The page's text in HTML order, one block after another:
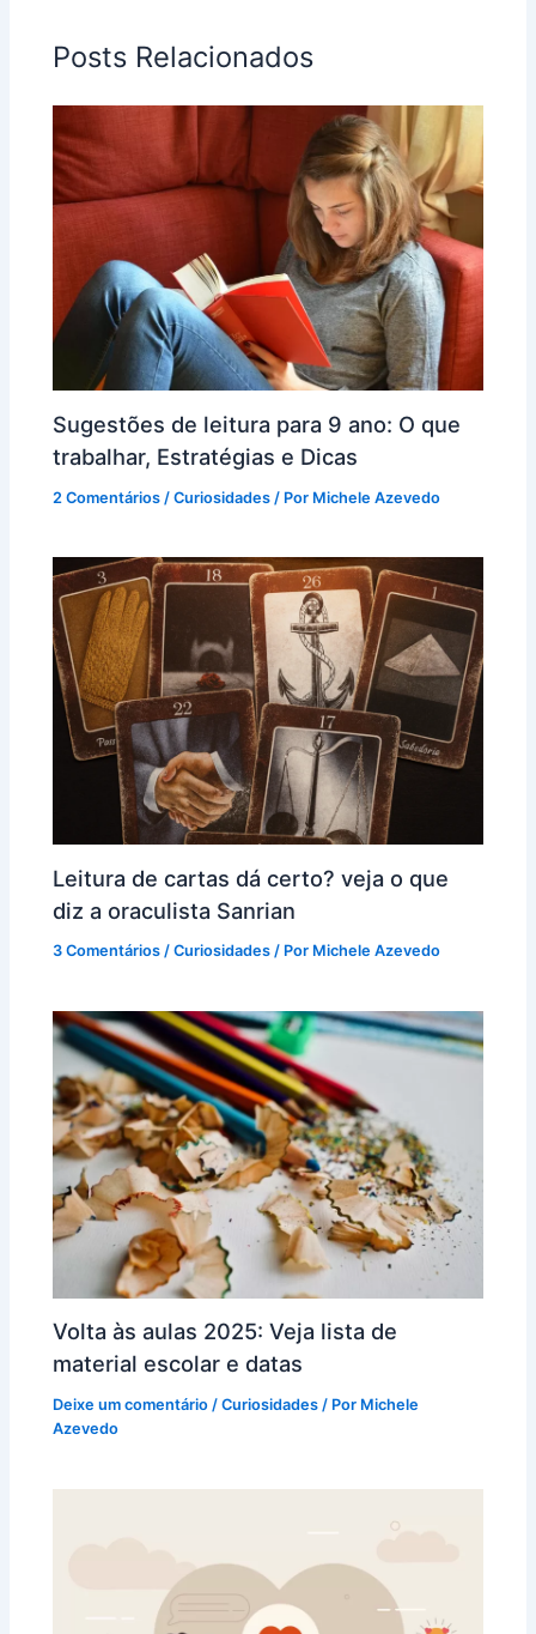
Posts Relacionados
Sugestões de leitura para 9 ano: O que
trabalhar, Estratégias e Dicas
2 Comentários /Curiosidades / Por Michele Azevedo
Leitura de cartas dá certo? veja o que
diz a oraculista Sanrian
3 Comentários /Curiosidades / Por Michele Azevedo
Volta às aulas 2025: Veja lista de
material escolar e datas
Deixe um comentário /Curiosidades / Por Michele
Azevedo